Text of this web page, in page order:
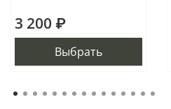
3 200 ₽
Выбрать